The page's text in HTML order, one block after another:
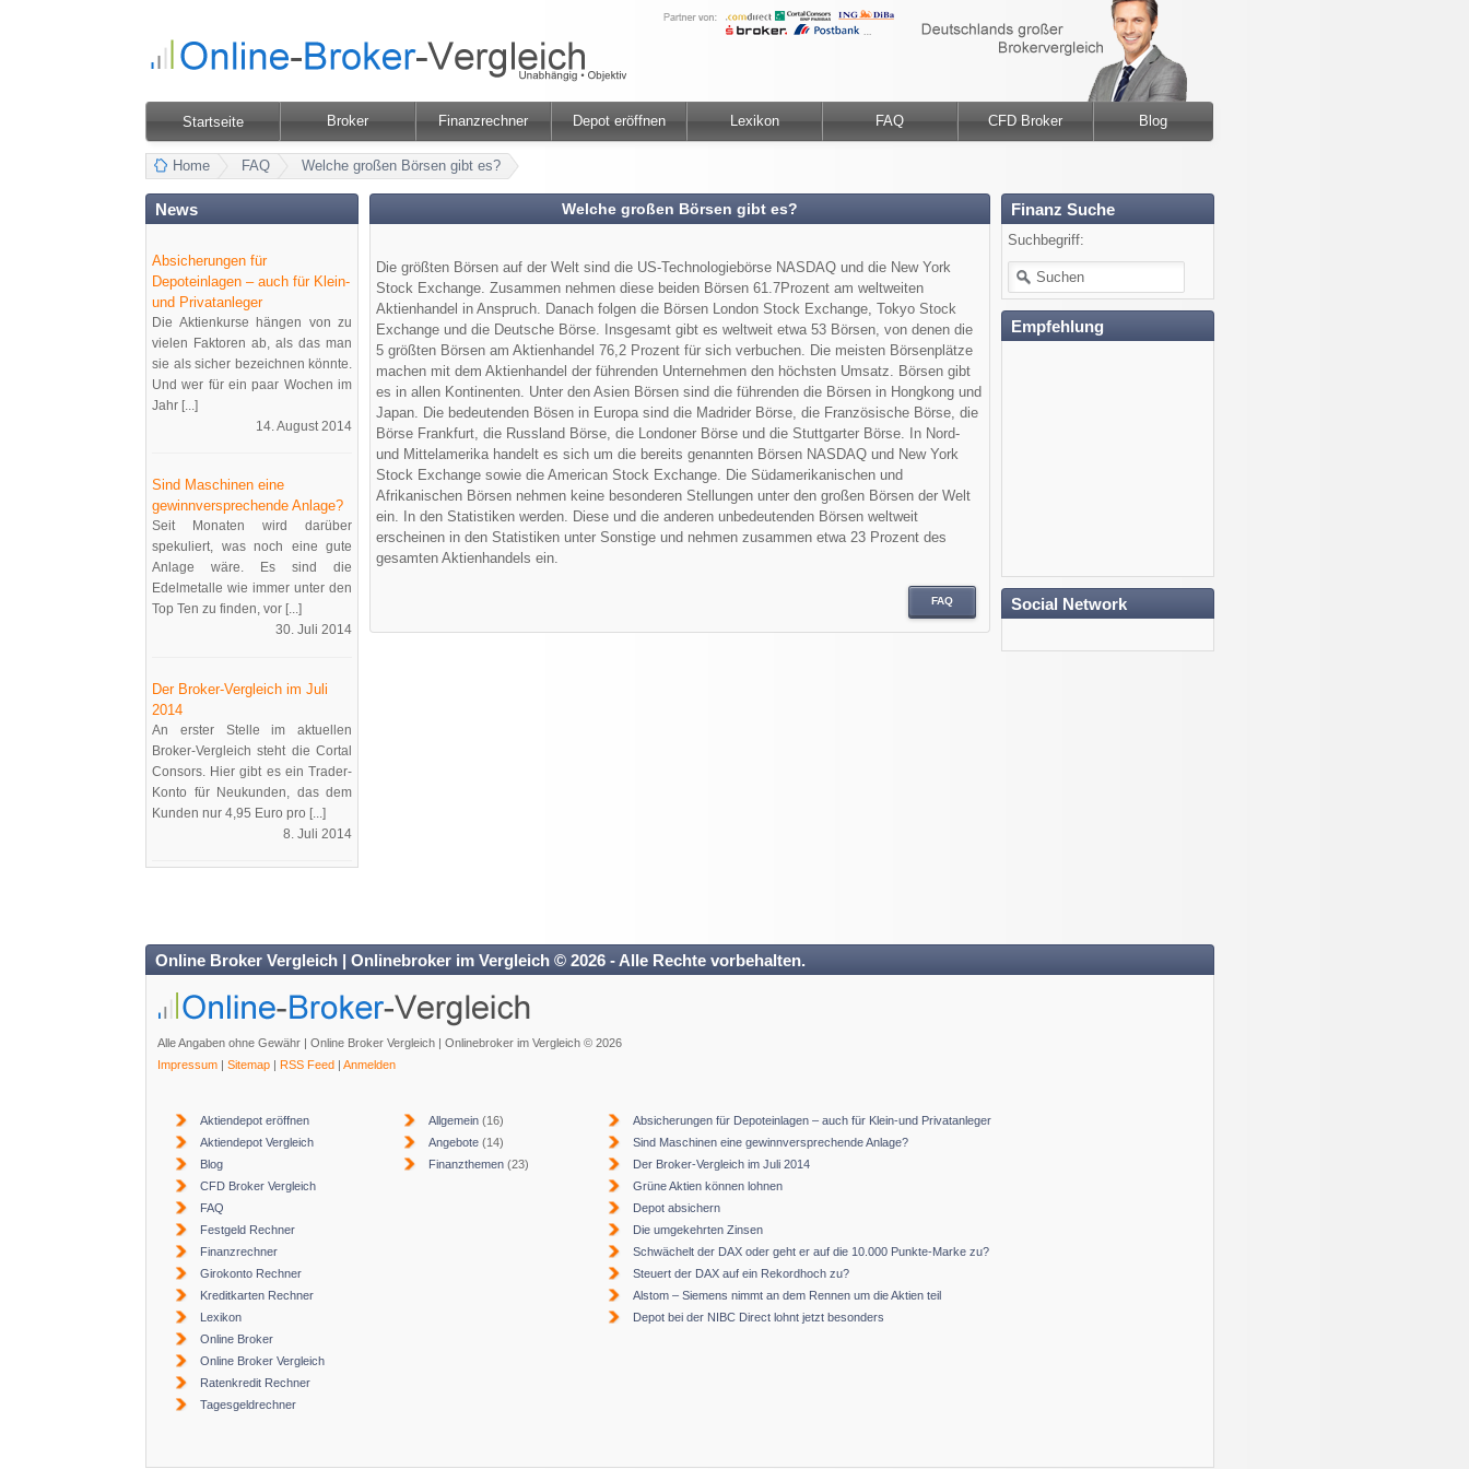
Startseite Broker Finanzrechner Depot eröffnen Lexikon FAQ CFD Broker Blog
Home FAQ Welche großen Börsen gibt es?
News
Absicherungen für
Depoteinlagen – auch für Klein-
und Privatanleger
Die Aktienkurse hängen von zu
vielen Faktoren ab, als das man
sie als sicher bezeichnen könnte.
Und wer für ein paar Wochen im
Jahr [...]
14. August 2014
Sind Maschinen eine
gewinnversprechende Anlage?
Seit Monaten wird darüber
spekuliert, was noch eine gute
Anlage wäre. Es sind die
Edelmetalle wie immer unter den
Top Ten zu finden, vor [...]
30. Juli 2014
Der Broker-Vergleich im Juli
2014
An erster Stelle im aktuellen
Broker-Vergleich steht die Cortal
Consors. Hier gibt es ein Trader-
Konto für Neukunden, das dem
Kunden nur 4,95 Euro pro [...]
8. Juli 2014
Welche großen Börsen gibt es?
Die größten Börsen auf der Welt sind die US-Technologiebörse NASDAQ und die New York
Stock Exchange. Zusammen nehmen diese beiden Börsen 61.7Prozent am weltweiten
Aktienhandel in Anspruch. Danach folgen die Börsen London Stock Exchange, Tokyo Stock
Exchange und die Deutsche Börse. Insgesamt gibt es weltweit etwa 53 Börsen, von denen die
5 größten Börsen am Aktienhandel 76,2 Prozent für sich verbuchen. Die meisten Börsenplätze
machen mit dem Aktienhandel der führenden Unternehmen den höchsten Umsatz. Börsen gibt
es in allen Kontinenten. Unter den Asien Börsen sind die führenden die Börsen in Hongkong und
Japan. Die bedeutenden Bösen in Europa sind die Madrider Börse, die Französische Börse, die
Börse Frankfurt, die Russland Börse, die Londoner Börse und die Stuttgarter Börse. In Nord-
und Mittelamerika handelt es sich um die bereits genannten Börsen NASDAQ und New York
Stock Exchange sowie die American Stock Exchange. Die Südamerikanischen und
Afrikanischen Börsen nehmen keine besonderen Stellungen unter den großen Börsen der Welt
ein. In den Statistiken werden. Diese und die anderen unbedeutenden Börsen weltweit
erscheinen in den Statistiken unter Sonstige und nehmen zusammen etwa 23 Prozent des
gesamten Aktienhandels ein.
FAQ
Finanz Suche
Suchbegriff:
Empfehlung
Social Network
Online Broker Vergleich | Onlinebroker im Vergleich © 2026 - Alle Rechte vorbehalten.
Alle Angaben ohne Gewähr | Online Broker Vergleich | Onlinebroker im Vergleich © 2026
Impressum | Sitemap | RSS Feed | Anmelden
Aktiendepot eröffnen
Aktiendepot Vergleich
Blog
CFD Broker Vergleich
FAQ
Festgeld Rechner
Finanzrechner
Girokonto Rechner
Kreditkarten Rechner
Lexikon
Online Broker
Online Broker Vergleich
Ratenkredit Rechner
Tagesgeldrechner
Allgemein (16)
Angebote (14)
Finanzthemen (23)
Absicherungen für Depoteinlagen – auch für Klein-und Privatanleger
Sind Maschinen eine gewinnversprechende Anlage?
Der Broker-Vergleich im Juli 2014
Grüne Aktien können lohnen
Depot absichern
Die umgekehrten Zinsen
Schwächelt der DAX oder geht er auf die 10.000 Punkte-Marke zu?
Steuert der DAX auf ein Rekordhoch zu?
Alstom – Siemens nimmt an dem Rennen um die Aktien teil
Depot bei der NIBC Direct lohnt jetzt besonders